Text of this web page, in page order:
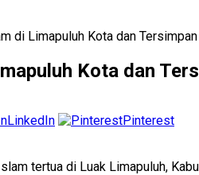
di Limapuluh Kota dan
Kota dan
LinkedIn Pinterest
tertua di Luak Limapuluh,